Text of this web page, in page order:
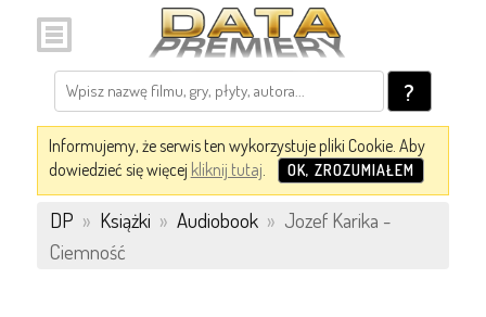
?
Informujemy, że serwis ten wykorzystuje pliki Cookie. Aby
dowiedzieć się więcej kliknij tutaj. OK, ZROZUMIAŁEM
DP » Książki » Audiobook » Jozef Karika -
Ciemność